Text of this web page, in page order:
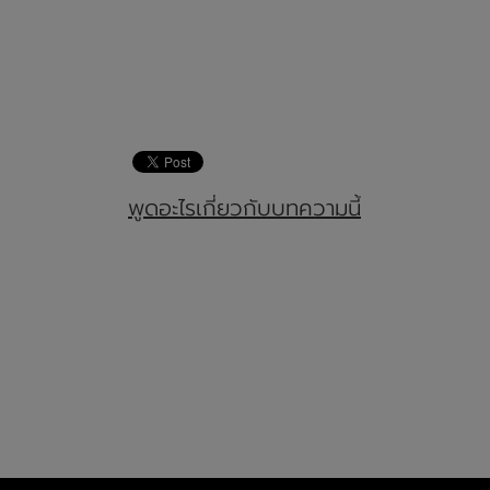
พูดอะไรเกี่ยวกับบทความนี้